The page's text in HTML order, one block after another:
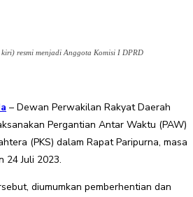
resmi menjadi Anggota Komisi I DPRD
– Dewan Perwakilan Rakyat Daerah
Pergantian Antar Waktu (PAW)
(PKS) dalam Rapat Paripurna, masa
24 Juli 2023.
diumumkan pemberhentian dan